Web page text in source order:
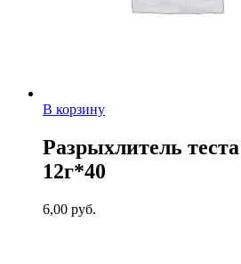
В корзину
Разрыхлитель
12г*40
6,00 руб.